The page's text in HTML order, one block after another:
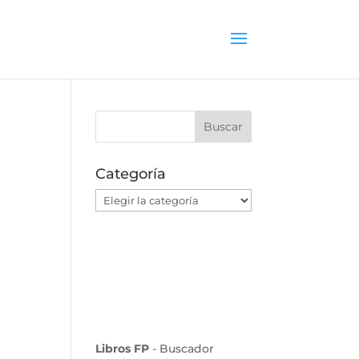
Categoría
Categoría
Libros FP - Buscador